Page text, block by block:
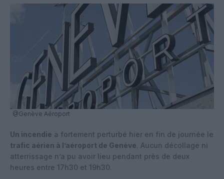
@Genève Aéroport
Un incendie a fortement perturbé hier en fin de journée le
trafic aérien à l’aéroport de Genève. Aucun décollage ni
atterrissage n’a pu avoir lieu pendant près de deux
heures entre 17h30 et 19h30.